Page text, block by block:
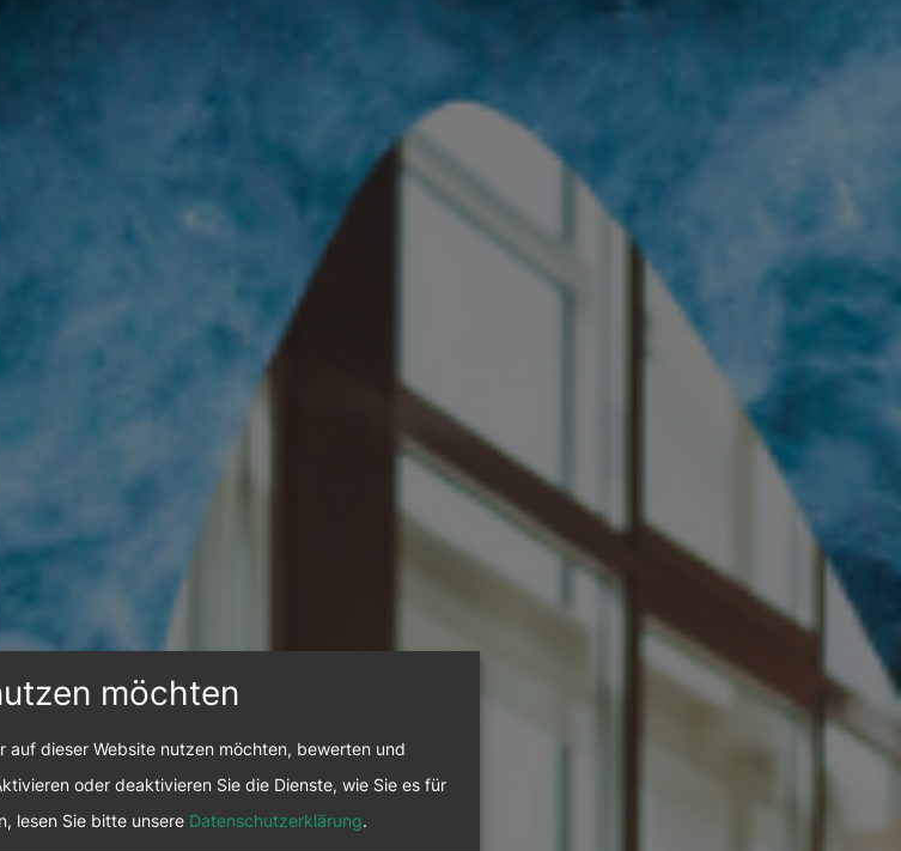
möchten
auf dieser Website nutzen möchten, bewerten und
oder deaktivieren Sie die Dienste, wie Sie es für
lesen Sie bitte unsere Datenschutzerklärung.